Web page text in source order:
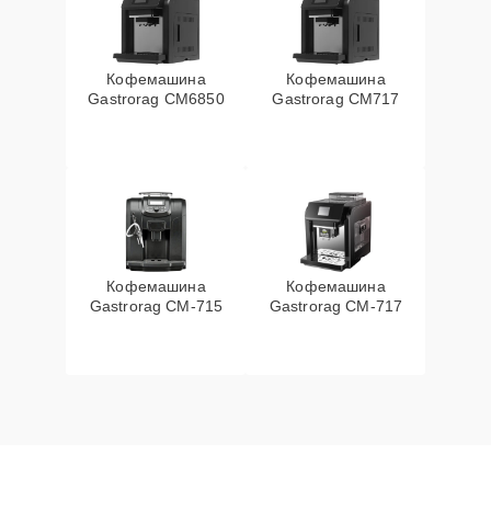
Кофемашина
Gastrorag CM6850
Кофемашина
Gastrorag CM717
Кофемашина
Gastrorag CM-715
Кофемашина
Gastrorag CM-717